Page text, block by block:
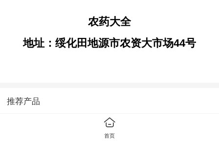
农药大全
地址：绥化田地源市农资大市场44号
推荐产品
首页